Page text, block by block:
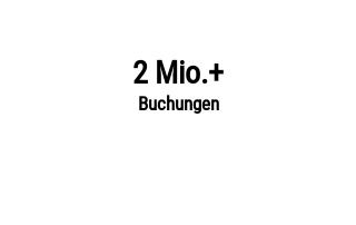
2 Mio.+
Buchungen